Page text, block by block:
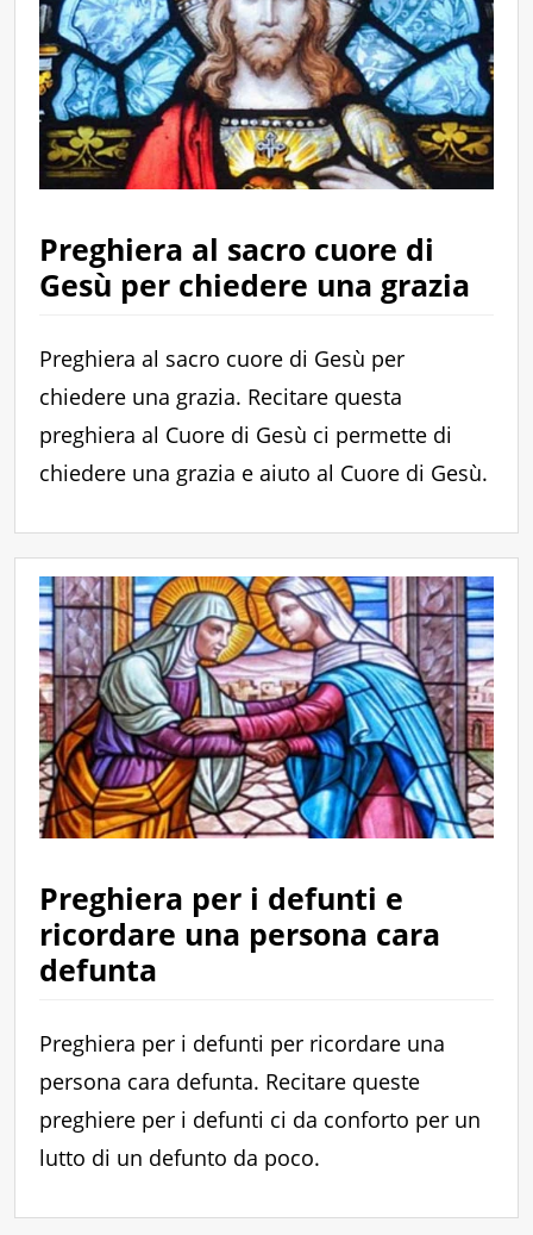
Preghiera al sacro cuore di
Gesù per chiedere una grazia
Preghiera al sacro cuore di Gesù per
chiedere una grazia. Recitare questa
preghiera al Cuore di Gesù ci permette di
chiedere una grazia e aiuto al Cuore di Gesù.
Preghiera per i defunti e
ricordare una persona cara
defunta
Preghiera per i defunti per ricordare una
persona cara defunta. Recitare queste
preghiere per i defunti ci da conforto per un
lutto di un defunto da poco.